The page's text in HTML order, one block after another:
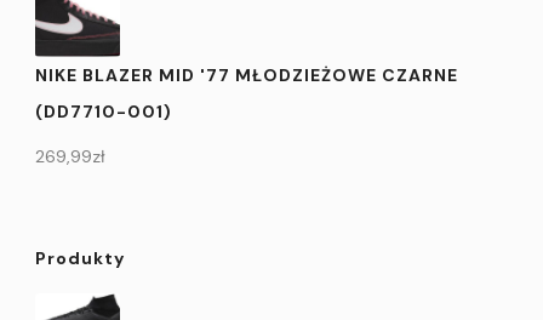
NIKE BLAZER MID '77 MŁODZIEŻOWE CZARNE
(DD7710-001)
269,99zł
Produkty